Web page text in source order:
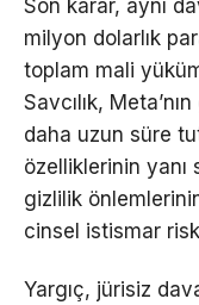
Son karar, aynı
milyon dolarlık
toplam mali
Savcılık,
daha uzun süre
özelliklerinin yanı
gizlilik
cinsel istismar
Yargıç, jürisiz